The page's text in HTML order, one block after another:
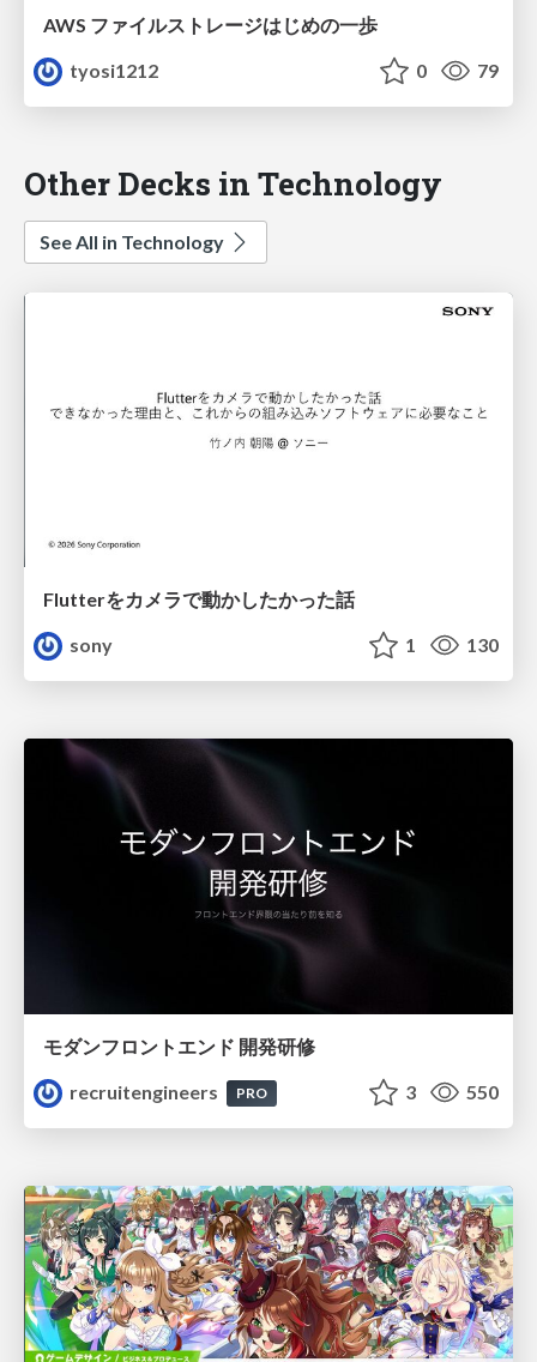
AWS ファイルストレージはじめの一歩
tyosi1212
0 79
Other Decks in Technology
See All in Technology
Flutterをカメラで動かしたかった話
sony
1 130
モダンフロントエンド 開発研修
recruitengineers
PRO 3 550